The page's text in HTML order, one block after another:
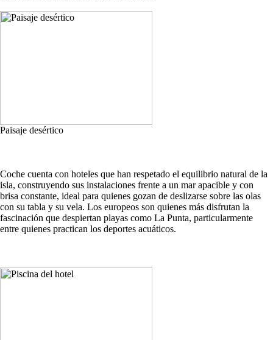
Paisaje desértico
Coche cuenta con hoteles que han respetado el equilibrio natural de la
isla, construyendo sus instalaciones frente a un mar apacible y con
brisa constante, ideal para quienes gozan de deslizarse sobre las olas
con su tabla y su vela. Los europeos son quienes más disfrutan la
fascinación que despiertan playas como La Punta, particularmente
entre quienes practican los deportes acuáticos.